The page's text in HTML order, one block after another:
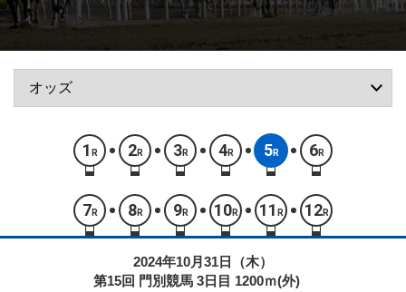
1 R 2R 3R 4R 5R 6R
7 R 8R 9R 10R 11 R 12R
2024年10月31日（木）
第15回 門別競馬 3日目 1200ｍ(外)